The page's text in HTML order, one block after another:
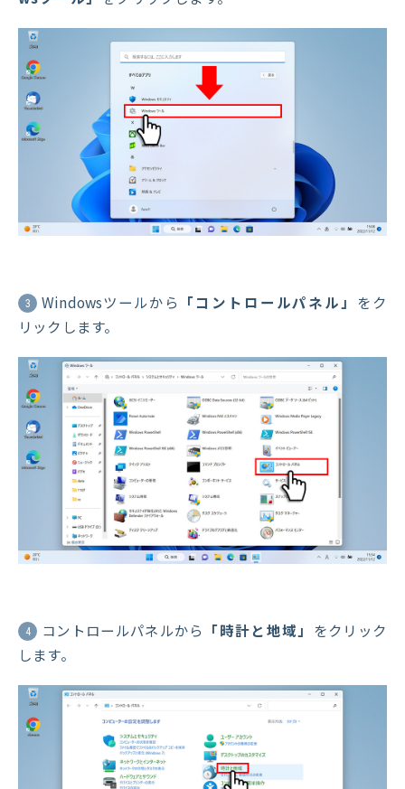
3 Windowsツールから 「コントロールパネル」 をク
リックします。
4 コントロールパネルから 「時計と地域」
をクリック
します。